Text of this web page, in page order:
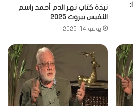
نبذة كتاب نهر الدم أحمد راسم
النفيس بيروت 2025
يوليو 14, 2025